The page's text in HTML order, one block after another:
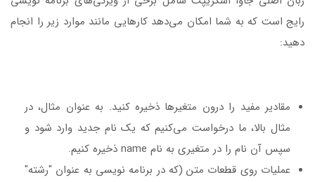
رایج است که به شما امکان می‌دهد کارهایی مانند موارد زیر را انجام
دهید:
مقادیر مفید را درون متغیرها ذخیره کنید. به عنوان مثال، در
مثال بالا، ما درخواست می‌کنیم که یک نام جدید وارد شود و
سپس آن نام را در متغیری به نام name ذخیره کنیم.
عملیات روی قطعات متن (که در برنامه نویسی به عنوان "رشته"